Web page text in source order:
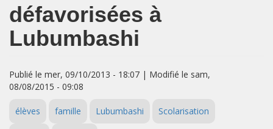
défavorisées à
Lubumbashi
Publié le mer, 09/10/2013 - 18:07 | Modifié le sam,
08/08/2015 - 09:08
élèves famille Lubumbashi Scolarisation